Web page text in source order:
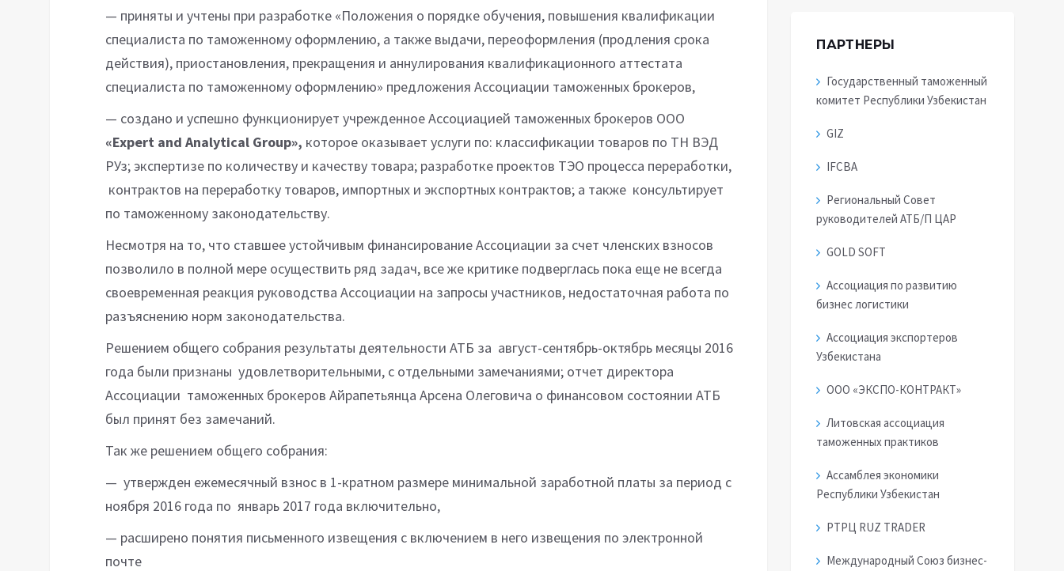
— приняты и учтены при разработке «Положения о порядке обучения, повышения квалификации
специалиста по таможенному оформлению, а также выдачи, переоформления (продления срока
действия), приостановления, прекращения и аннулирования квалификационного аттестата
специалиста по таможенному оформлению» предложения Ассоциации таможенных брокеров,
— создано и успешно функционирует учрежденное Ассоциацией таможенных брокеров ООО
«Expert and Analytical Group», которое оказывает услуги по: классификации товаров по ТН ВЭД
РУз; экспертизе по количеству и качеству товара; разработке проектов ТЭО процесса переработки,
контрактов на переработку товаров, импортных и экспортных контрактов; а также консультирует
по таможенному законодательству.
Несмотря на то, что ставшее устойчивым финансирование Ассоциации за счет членских взносов
позволило в полной мере осуществить ряд задач, все же критике подверглась пока еще не всегда
своевременная реакция руководства Ассоциации на запросы участников, недостаточная работа по
разъяснению норм законодательства.
Решением общего собрания результаты деятельности АТБ за август-сентябрь-октябрь месяцы 2016
года были признаны удовлетворительными, с отдельными замечаниями; отчет директора
Ассоциации таможенных брокеров Айрапетьянца Арсена Олеговича о финансовом состоянии АТБ
был принят без замечаний.
Так же решением общего собрания:
— утвержден ежемесячный взнос в 1-кратном размере минимальной заработной платы за период с
ноября 2016 года по январь 2017 года включительно,
— расширено понятия письменного извещения с включением в него извещения по электронной
почте
ПАРТНЕРЫ
Государственный таможенный
комитет Республики Узбекистан
GIZ
IFCBA
Региональный Совет
руководителей АТБ/П ЦАР
GOLD SOFT
Ассоциация по развитию
бизнес логистики
Ассоциация экспортеров
Узбекистана
ООО «ЭКСПО-КОНТРАКТ»
Литовская ассоциация
таможенных практиков
Ассамблея экономики
Республики Узбекистан
РТРЦ RUZ TRADER
Международный Союз бизнес-